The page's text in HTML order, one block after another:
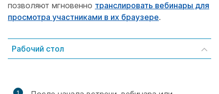
позволяют мгновенно транслировать вебинары для
просмотра участниками в их браузере.
Рабочий стол